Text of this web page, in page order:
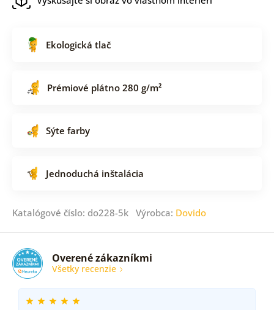
Ekologická tlač
Prémiové plátno 280 g/m²
Sýte farby
Jednoduchá inštalácia
Katalógové číslo: do228-5k Výrobca: Dovido
Overené zákazníkmi
Všetky recenzie